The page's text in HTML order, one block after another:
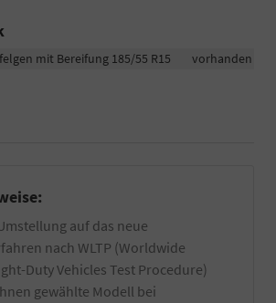
mit Bereifung 185/55 R15 vorhanden
auf das neue
nach WLTP (Worldwide
Duty Vehicles Test Procedure)
gewählte Modell bei